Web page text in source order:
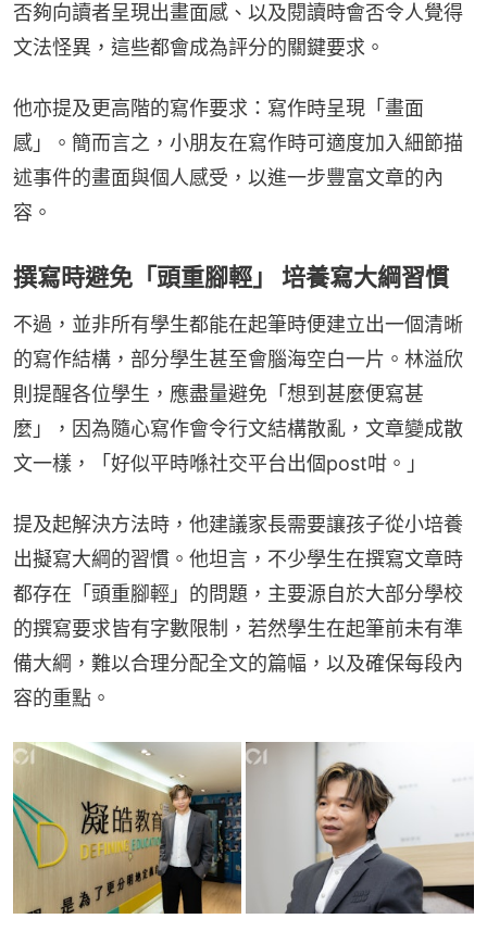
否夠向讀者呈現出畫面感、以及閱讀時會否令人覺得
文法怪異，這些都會成為評分的關鍵要求。
他亦提及更高階的寫作要求：寫作時呈現「畫面
感」。簡而言之，小朋友在寫作時可適度加入細節描
述事件的畫面與個人感受，以進一步豐富文章的內
容。
撰寫時避免「頭重腳輕」 培養寫大綱習慣
不過，並非所有學生都能在起筆時便建立出一個清晰
的寫作結構，部分學生甚至會腦海空白一片。林溢欣
則提醒各位學生，應盡量避免「想到甚麼便寫甚
麼」，因為隨心寫作會令行文結構散亂，文章變成散
文一樣，「好似平時喺社交平台出個post咁。」
提及起解決方法時，他建議家長需要讓孩子從小培養
出擬寫大綱的習慣。他坦言，不少學生在撰寫文章時
都存在「頭重腳輕」的問題，主要源自於大部分學校
的撰寫要求皆有字數限制，若然學生在起筆前未有準
備大綱，難以合理分配全文的篇幅，以及確保每段內
容的重點。